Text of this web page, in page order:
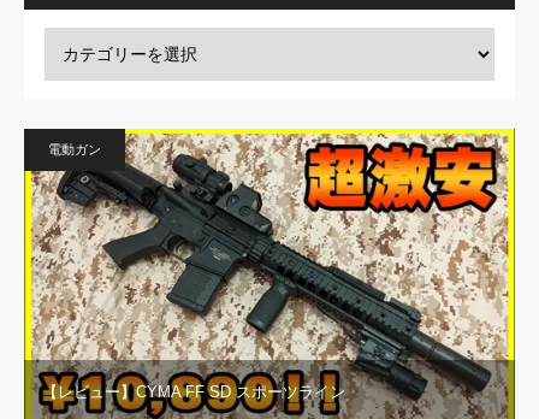
電動ガン
【レビュー】CYMA FF SD スポーツライン